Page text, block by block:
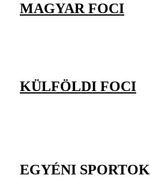
MAGYAR FOCI
KÜLFÖLDI FOCI
EGYÉNI SPORTOK